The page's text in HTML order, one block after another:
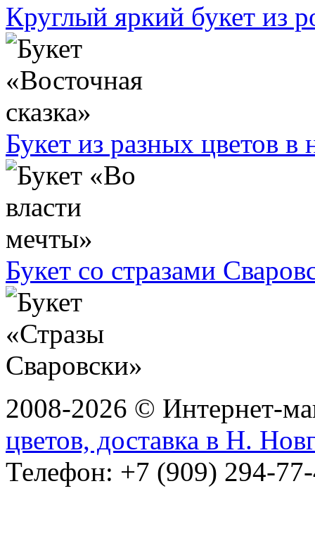
Круглый яркий букет из
Букет из разных цветов
Букет со стразами
2008-2026 © Интернет-
цветов, доставка в Н.
Телефон: +7 (909) 294-